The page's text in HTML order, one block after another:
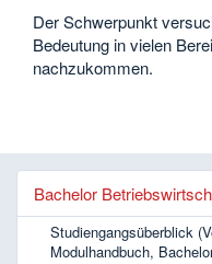
Der Schwerpunkt
Bedeutung in vielen
nachzukommen.
Bachelor
Studiengangsüberblick
Modulhandbuch,